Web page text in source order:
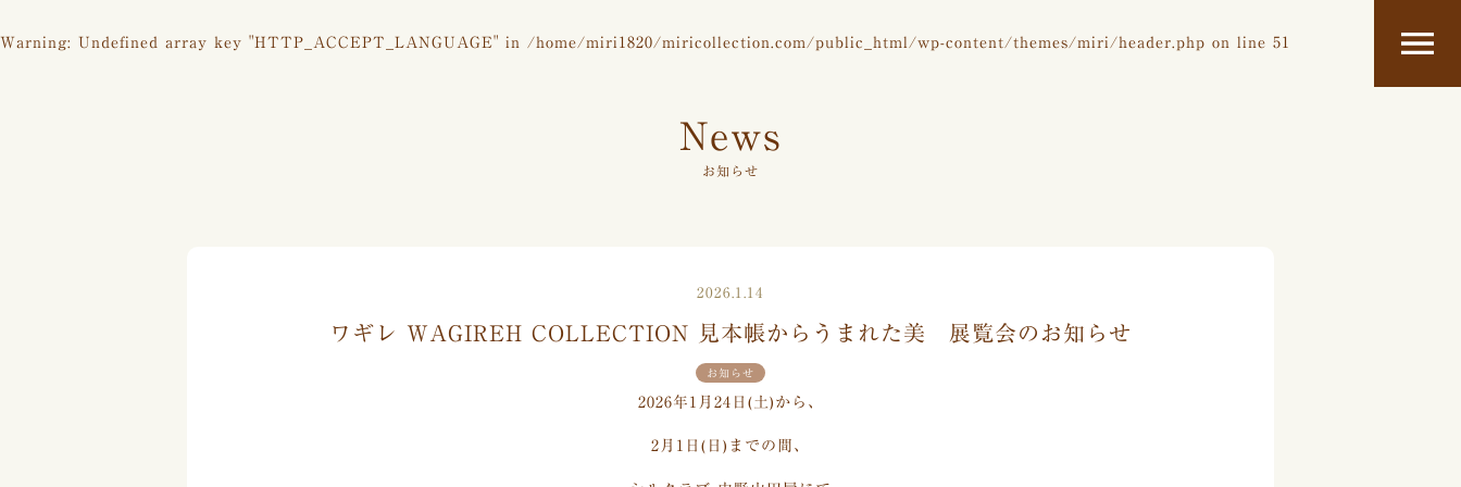
Warning: Undefined array key "HTTP_ACCEPT_LANGUAGE" in /home/miri1820/miricollection.com/public_html/wp-content/themes/miri/header.php on line 51
News
お知らせ
2026.1.14
ワギレ WAGIREH COLLECTION 見本帳からうまれた美 展覧会のお知らせ
お知らせ
2026年1月24日(土)から、
2月1日(日)までの間、